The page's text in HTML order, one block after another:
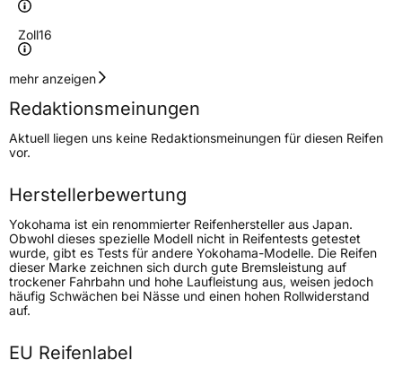
Zoll16
Geschwindigkeitsindex
Höchstgeschwindigkeit
190 km/h
Lastindex106/104
Höchstlast950/900 kg
Gewicht (in kg)
Generelle Merkmale
FahrzeugtypTransporter
ModellnameBluearth Van RY55
mehr anzeigen
Redaktionsmeinungen
Aktuell liegen uns keine Redaktionsmeinungen für diesen Reifen
vor.
Herstellerbewertung
Yokohama ist ein renommierter Reifenhersteller aus Japan.
Obwohl dieses spezielle Modell nicht in Reifentests getestet
wurde, gibt es Tests für andere Yokohama-Modelle. Die Reifen
dieser Marke zeichnen sich durch gute Bremsleistung auf
trockener Fahrbahn und hohe Laufleistung aus, weisen jedoch
häufig Schwächen bei Nässe und einen hohen Rollwiderstand
auf.
EU Reifenlabel